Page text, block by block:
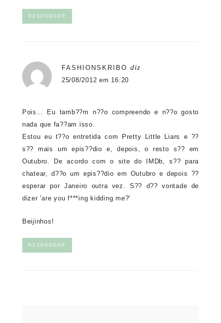
RESPONDER
FASHIONSKRIBO diz
25/08/2012 em 16:20
Pois… Eu tamb??m n??o compreendo e n??o gosto
nada que fa??am isso.
Estou eu t??o entretida com Pretty Little Liars e ??
s?? mais um epis??dio e, depois, o resto s?? em
Outubro. De acordo com o site do IMDb, s?? para
chatear, d??o um epis??dio em Outubro e depois ??
esperar por Janeiro outra vez. S?? d?? vontade de
dizer 'are you f***ing kidding me?'
Beijinhos!
RESPONDER